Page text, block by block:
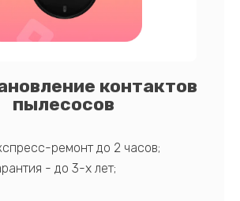
контактов
пылесосов
ремонт до 2 часов;
- до 3-х лет;